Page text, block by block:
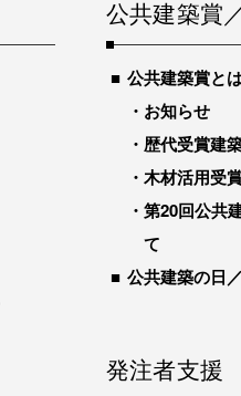
公共建築賞
公共建築賞と
お知らせ
歴代受賞建
木材活用受
第20回公共
て
公共建築の日
発注者支援